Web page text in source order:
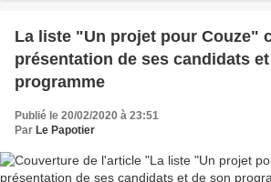
La liste "Un projet pour Couze"
présentation de ses candidats
programme
Publié le 20/02/2020 à 23:51
Par Le Papotier